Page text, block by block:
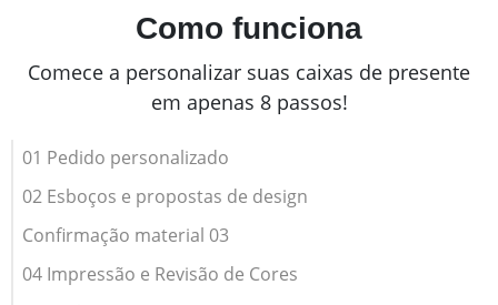
Como funciona
Comece a personalizar suas caixas de presente
em apenas 8 passos!
01 Pedido personalizado
02 Esboços e propostas de design
Confirmação material 03
04 Impressão e Revisão de Cores